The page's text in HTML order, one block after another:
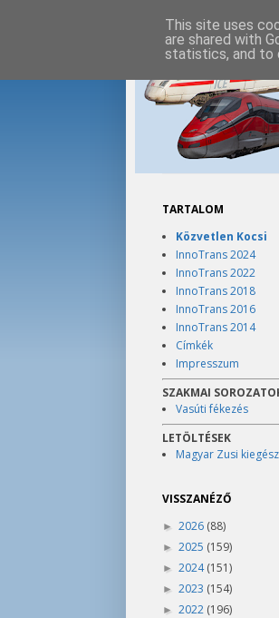
TARTALOM
Közvetlen Kocsi
InnoTrans 2024
InnoTrans 2022
InnoTrans 2018
InnoTrans 2016
InnoTrans 2014
Címkék
Impresszum
SZAKMAI
Vasúti fékezés
LETÖLTÉSEK
Magyar Zusi
VISSZANÉZŐ
► 2026 (88)
► 2025 (159)
► 2024(151)
► 2023 (154)
► 2022 (196)
This site uses
are shared with
statistics, and to